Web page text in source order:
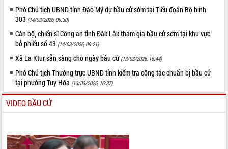
Phó Chủ tịch UBND tỉnh Đào Mỹ dự bầu cử sớm tại Tiểu đoàn Bộ binh
303 (14/03/2026, 09:30)
Cán bộ, chiến sĩ Công an tỉnh Đắk Lắk tham gia bầu cử sớm tại khu vực
bỏ phiếu số 43 (14/03/2026, 09:21)
Xã Ea Ktur sẵn sàng cho ngày bầu cử (13/03/2026, 16:44)
Phó Chủ tịch Thường trực UBND tỉnh kiểm tra công tác chuẩn bị bầu cử
tại phường Tuy Hòa (13/03/2026, 16:37)
VIDEO BẦU CỬ